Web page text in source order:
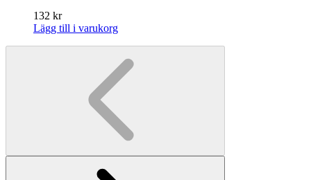
132 kr
Lägg till i varukorg